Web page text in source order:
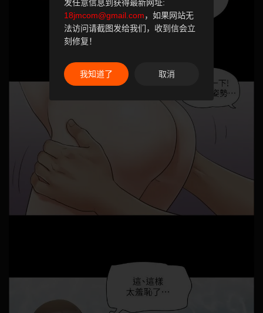
发任意信息到获得最新网址:
18jmcom@gmail.com，如果网站无
法访问请截图发给我们，收到信会立
刻修复！
我知道了 取消